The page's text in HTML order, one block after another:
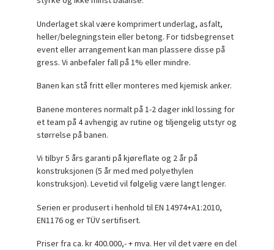
Underlaget skal være komprimert underlag, asfalt,
heller/belegningstein eller betong. For tidsbegrenset
event eller arrangement kan man plassere disse på
gress. Vi anbefaler fall på1% eller mindre.
Banen kan stå fritt eller monteres med kjemisk anker.
Banene monteres normalt på 1-2 dager inkl lossing for
et team på 4 avhengig av rutine og tiljengelig utstyr og
størrelse på banen.
Vi tilbyr 5 års garanti på kjøreflate og 2 år på
konstruksjonen (5 år med medpolyethylen
konstruksjon). Levetid vil følgelig være langt lenger.
Serien er produsert i henhold til EN 14974+A1:2010,
EN1176 og er TÜV sertifisert.
Priser fra ca. kr 400.000,- + mva. Her vil det være en del